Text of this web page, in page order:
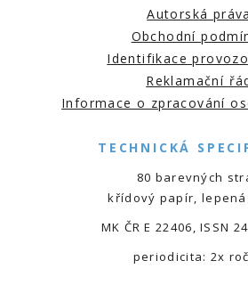
Autorská práva
Obchodní
Identifikace
Reklamační
Informace o zpracování
TECHNICKÁ
80 barevných
křídový papír, lepená
MK ČR E 22406, ISSN
periodicita: 2x